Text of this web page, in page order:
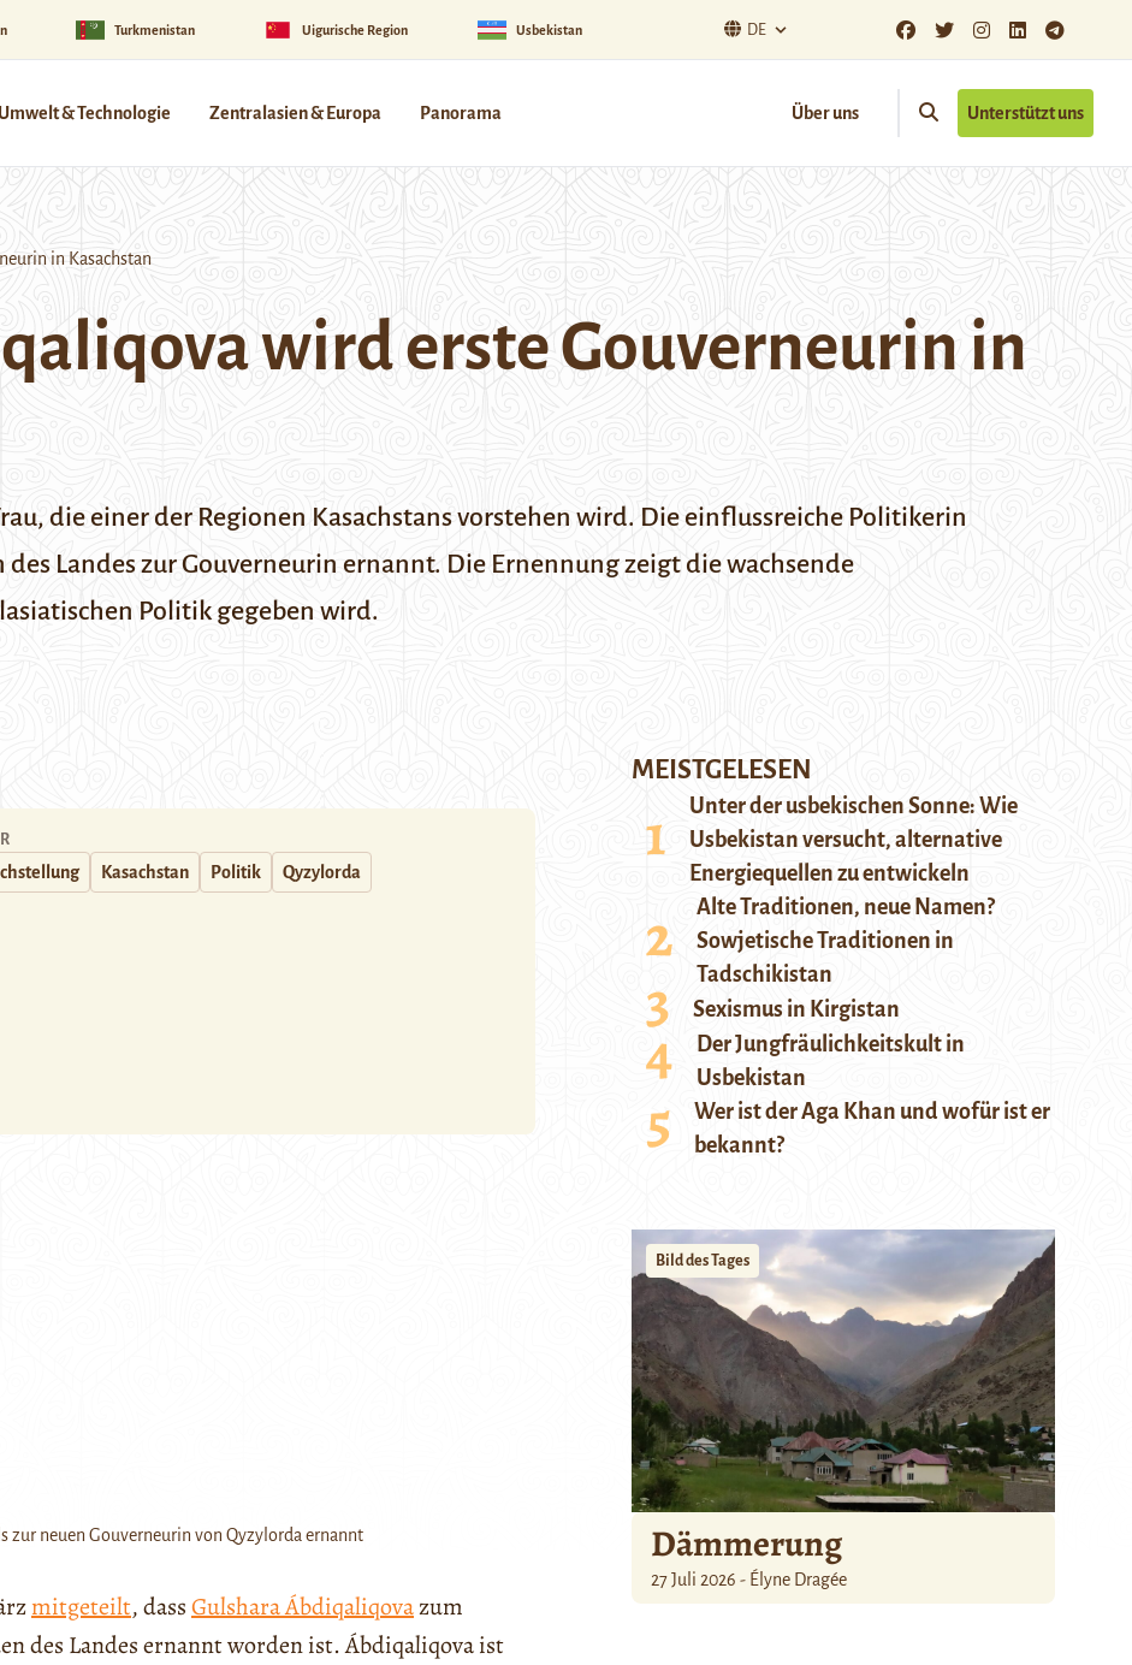
Turkmenistan Uigurische Region Usbekistan DE
Umwelt & Technologie Zentralasien & Europa Panorama Über uns Unterstützt uns
in Kasachstan
wird erste Gouverneurin in
die einer der Regionen Kasachstans vorstehen wird. Die einflussreiche Politikerin
Landes zur Gouverneurin ernannt. Die Ernennung zeigt die wachsende
Politik gegeben wird.
Kasachstan Politik Qyzylorda
zur neuen Gouverneurin von Qyzylorda ernannt
mitgeteilt, dassGulshara Ábdiqaliqovazum
des Landes ernannt worden ist. Ábdiqaliqova ist
MEISTGELESEN
Unter der usbekischen Sonne: Wie
Usbekistan versucht, alternative
Energiequellen zu entwickeln
Alte Traditionen, neue Namen?
Sowjetische Traditionen in
Tadschikistan
Sexismus in Kirgistan
Der Jungfräulichkeitskult in
Usbekistan
Wer ist der Aga Khan und wofür ist er
bekannt?
Bild des Tages
Dämmerung
27 Juli 2026 - Élyne Dragée